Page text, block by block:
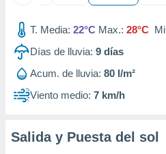
T. Media: 22°C Max.: 28°C
Días de lluvia: 9 días
Acum. de lluvia: 80 l/m²
Viento medio: 7 km/h
Salida y Puesta del sol